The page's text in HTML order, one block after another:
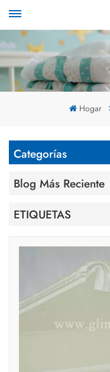
Hogar
Categorías
Blog Más Reciente
ETIQUETAS